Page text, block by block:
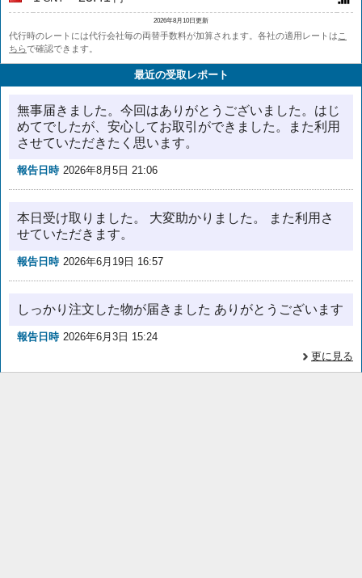
2026年8月10日更新
代行時のレートには代行会社毎の両替手数料が加算されます。各社の適用レートは こ
ちらで確認できます。
最近の受取レポート
無事届きました。今回はありがとうございました。はじ
めてでしたが、安心してお取引ができました。また利用
させていただきたく思います。
報告日時 2026年8月5日 21:06
本日受け取りました。 大変助かりました。 また利用さ
せていただきます。
報告日時 2026年6月19日 16:57
しっかり注文した物が届きました ありがとうございます
報告日時 2026年6月3日 15:24
更に見る